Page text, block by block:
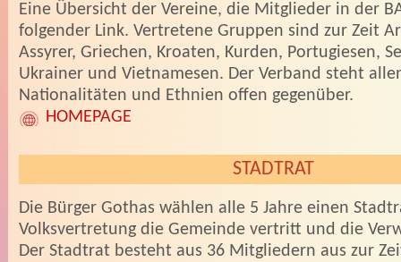
Eine Übersicht der Vereine, die Mitglieder in der
folgender Link. Vertretene Gruppen sind zur Zeit
Assyrer, Griechen, Kroaten, Kurden, Portugiesen,
Ukrainer und Vietnamesen. Der Verband steht
Nationalitäten und Ethnien offen gegenüber.
HOMEPAGE
STADTRAT
Die Bürger Gothas wählen alle 5 Jahre einen
Volksvertretung die Gemeinde vertritt und die
Der Stadtrat besteht aus 36 Mitgliedern aus zur